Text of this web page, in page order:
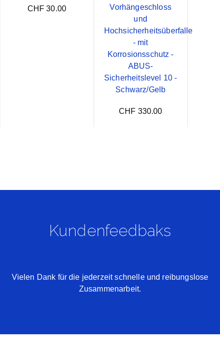
CHF 30.00
Vorhängeschloss
und
Hochsicherheitsüberfalle
- mit
Korrosionsschutz -
ABUS-
Sicherheitslevel 10 -
Schwarz/Gelb
CHF 330.00
Kundenfeedbaks
Vielen Dank für die jederzeit schnelle und reibungslose
Zusammenarbeit.